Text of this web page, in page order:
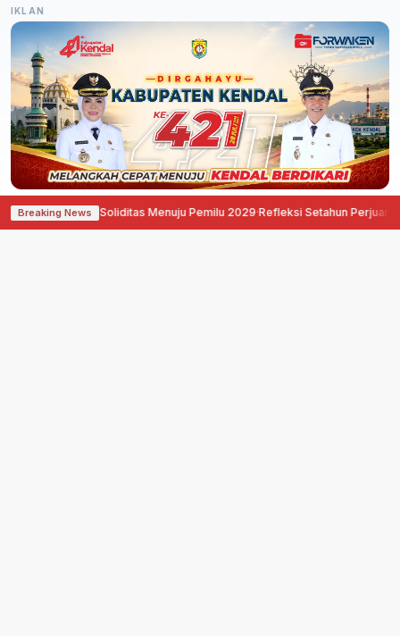
IKLAN
Breaking News
Soliditas Menuju Pemilu 2029·Refleksi Setahun Perjuangan, Pati Ora